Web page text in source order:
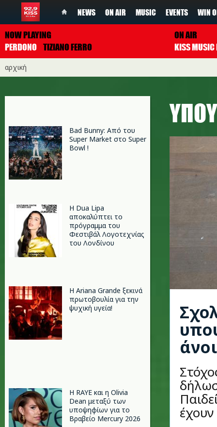
NEWS ON AIR MUSIC EVENTS WIN
NOW PLAYING
PERDONO TIZIANO FERRO
ON AIR
αρχική
Bad Bunny: Από του
Super Market στο Super
Bowl !
Η Dua Lipa
αποκαλύπτει το
πρόγραμμα του
Φεστιβάλ Λογοτεχνίας
του Λονδίνου
Η Ariana Grande ξεκινά
πρωτοβουλία για την
ψυχική υγεία!
Η RAYE και η Olivia
Dean μεταξύ των
υποψηφίων για το
Βραβείο Mercury 2026